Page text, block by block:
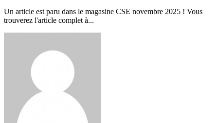
Un article est paru dans le magasine CSE novembre 2025 ! Vous
trouverez l'article complet à...